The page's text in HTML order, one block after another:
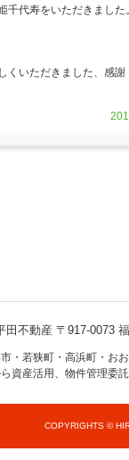
千代寿をいただきました
くいただきました、感謝
田不動産 〒917-0073
・若狭町・高浜町・お
資産活用、物件管理委
COPYRIGHTS ©